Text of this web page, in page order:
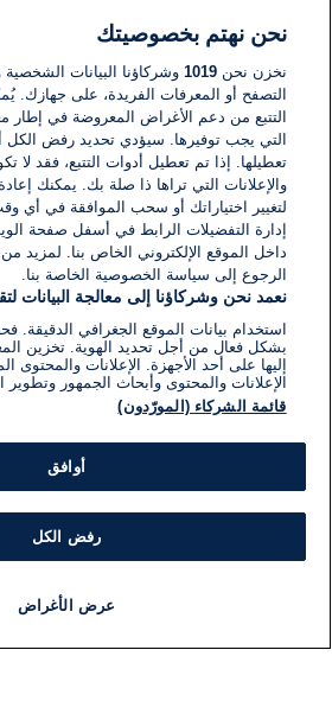
نحن نهتم بخصوصيتك
نخزن نحن1019 وشركاؤنا البيانات الشخصية
التصفح أو المعرفات الفريدة، على جهازك.
التتبع من دعم الأغراض المعروضة في إطار
التي يجب توفيرها. سيؤدي تحديد رفض
تعطيلها. إذا تم تعطيل أدوات التتبع، فقد لا
والإعلانات التي تراها ذا صلة بك. يمكنك
لتغيير اختياراتك أو سحب الموافقة في أي
إدارة التفضيلات الرابط في أسفل صفحة
داخل الموقع الإلكتروني الخاص بنا. لمزيد
الرجوع إلى سياسة الخصوصية الخاصة بنا.
نعمد نحن وشركاؤنا إلى معالجة البيانات
استخدام بيانات الموقع الجغرافي الدقيقة.
بشكل فعال من أجل تحديد الهوية. تخزين
إليها على أحد الأجهزة. الإعلانات
الإعلانات والمحتوى وأبحاث الجمهور وتطوير
قائمة الشركاء (المورّدون)
أوافق
رفض الكل
عرض الأغراض